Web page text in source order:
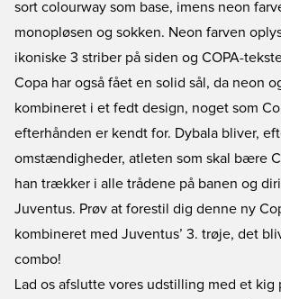
sort colourway som base, imens neon
monopløsen og sokken. Neon farven
ikoniske 3 striber på siden og COPA-
Copa har også fået en solid sål, da neon
kombineret i et fedt design, noget som
efterhånden er kendt for. Dybala bliver,
omstændigheder, atleten som skal bære
han trækker i alle trådene på banen og
Juventus. Prøv at forestil dig denne ny
kombineret med Juventus’ 3. trøje, det
combo!
Lad os afslutte vores udstilling med et kig